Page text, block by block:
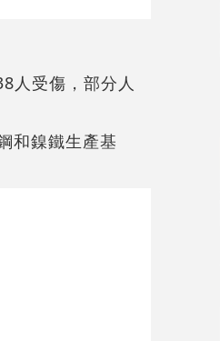
人受傷，部分人
和鎳鐵生產基